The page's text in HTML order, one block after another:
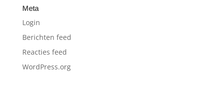
Meta
Login
Berichten feed
Reacties feed
WordPress.org